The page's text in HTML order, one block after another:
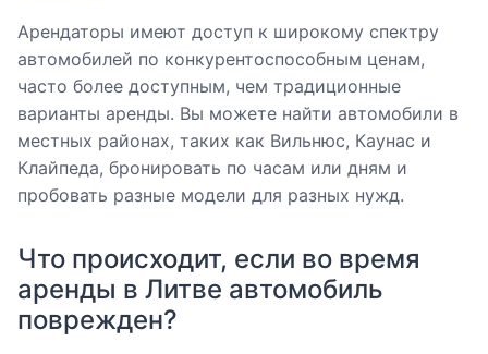
Арендаторы имеют доступ к широкому спектру
автомобилей по конкурентоспособным ценам,
часто более доступным, чем традиционные
варианты аренды. Вы можете найти автомобили в
местных районах, таких как Вильнюс, Каунас и
Клайпеда, бронировать по часам или дням и
пробовать разные модели для разных нужд.
Что происходит, если во время
аренды в Литве автомобиль
поврежден?